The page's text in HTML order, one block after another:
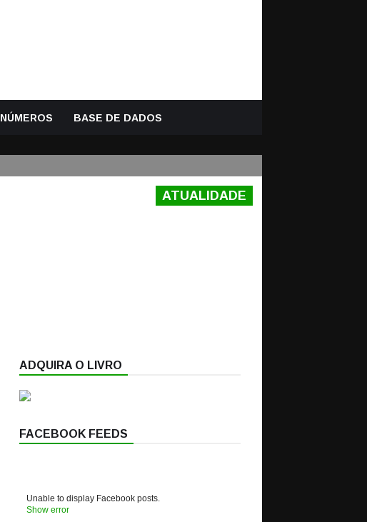
NÚMEROS BASE DE DADOS
ATUALIDADE
ADQUIRA O LIVRO
FACEBOOK FEEDS
Unable to display Facebook posts.
Show error